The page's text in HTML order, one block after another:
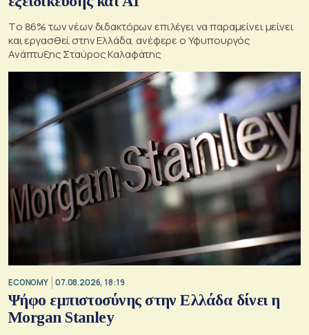
Tο 86% των νέων διδακτόρων επιλέγει να παραμείνει μείνει
και εργασθεί στην Ελλάδα, ανέφερε ο Υφυπουργός
Ανάπτυξης Σταύρος Καλαφάτης
ECONOMY 07.08.2026, 18:19
Ψήφο εμπιστοσύνης στην Ελλάδα δίνει η
Morgan Stanley